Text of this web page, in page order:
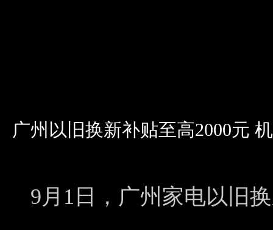
广州以旧换新补贴至高2000元
9月1日，广州家电以旧